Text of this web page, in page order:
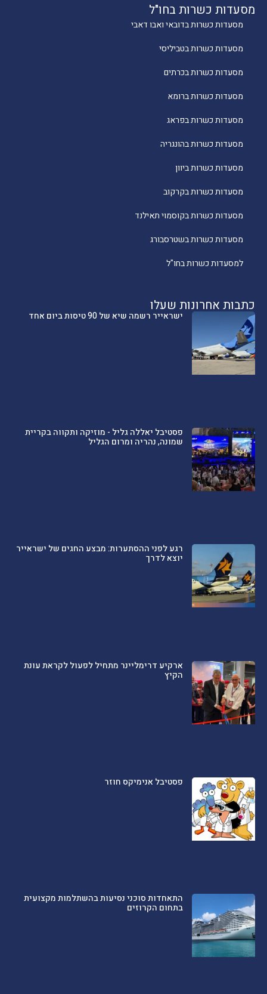
כתבות אחרונות שעלו
ישראייר רשמה שיא של 90 טיסות ביום אחד
פסטיבל יאללה גליל - מוזיקה ותקווה בקריית
שמונה, נהריה ומרום הגליל
רגע לפני ההסתערות: מבצע החגים של ישראייר
יוצא לדרך
ארקיע דרימליינר מתחיל לפעול לקראת עונת
הקיץ
פסטיבל אנימיקס חוזר
התאחדות סוכני נסיעות בהשתלמות מקצועית
בתחום הקרוזים
מסעדות כשרות בחו"ל
מסעדות כשרות בדובאי ואבו דאבי
מסעדות כשרות בטביליסי
מסעדות כשרות בכרתים
מסעדות כשרות ברומא
מסעדות כשרות בפראג
מסעדות כשרות בהונגריה
מסעדות כשרות ביוון
מסעדות כשרות בקרקוב
מסעדות כשרות בקוסמוי תאילנד
מסעדות כשרות בשטרסבורג
למסעדות כשרות בחו"ל